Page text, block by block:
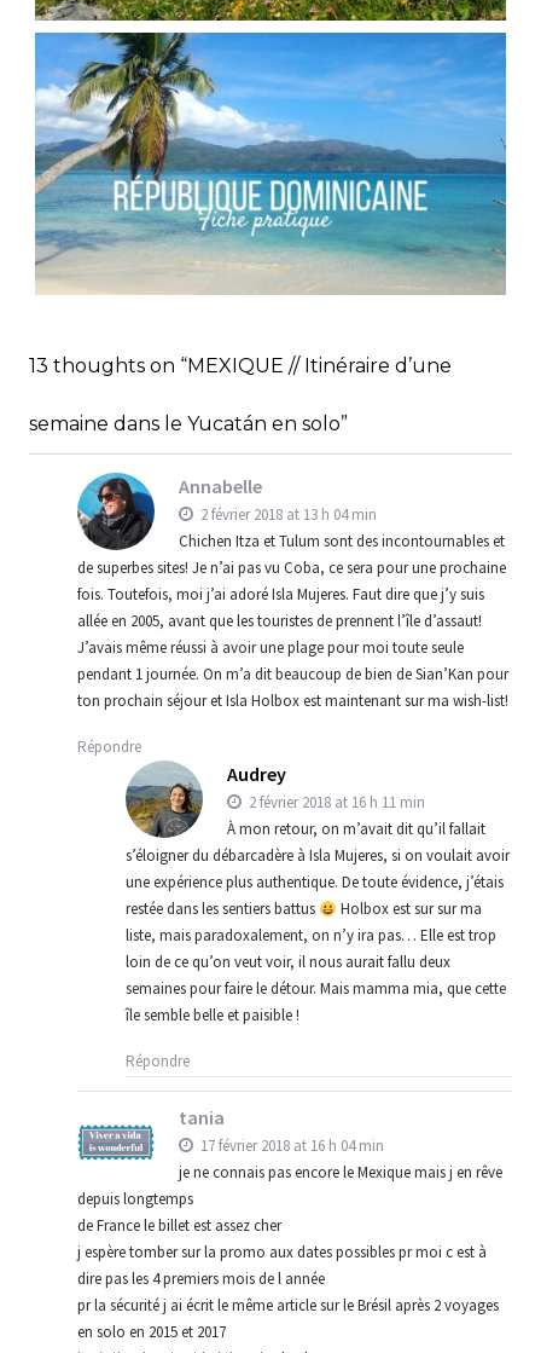
FRANCE // RANDONNÉE AU COL DES PORTES
D’OCHE
Audrey Blog,Europe
RÉPUBLIQUE DOMINICAINE // FICHE
Blog, Bons plans
13 thoughts on “MEXIQUE // Itinéraire d’une
semaine dans le Yucatán en solo”
Annabelle
2 février 2018 at 13 h 04 min
Chichen Itza et Tulum sont des incontournables et
de superbes sites! Je n’ai pas vu Coba, ce sera pour une prochaine
fois. Toutefois, moi j’ai adoré Isla Mujeres. Faut dire que j’y suis
allée en 2005, avant que les touristes de prennent l’île d’assaut!
J’avais même réussi à avoir une plage pour moi toute seule
pendant 1 journée. On m’a dit beaucoup de bien de Sian’Kan pour
ton prochain séjour et Isla Holbox est maintenant sur ma wish-list!
Répondre
Audrey
2 février 2018 at 16 h 11 min
À mon retour, on m’avait dit qu’il fallait
s’éloigner du débarcadère à Isla Mujeres, si on voulait avoir
une expérience plus authentique. De toute évidence, j’étais
restée dans les sentiers battus
Holbox est sur sur ma
liste, mais paradoxalement, on n’y ira pas… Elle est trop
loin de ce qu’on veut voir, il nous aurait fallu deux
semaines pour faire le détour. Mais mamma mia, que cette
île semble belle et paisible !
Répondre
tania
17 février 2018 at 16 h 04 min
je ne connais pas encore le Mexique mais j en rêve
depuis longtemps
de France le billet est assez cher
j espère tomber sur la promo aux dates possibles pr moi c est à
dire pas les 4 premiers mois de l année
pr la sécurité j ai écrit le même article sur le Brésil après 2 voyages
en solo en 2015 et 2017